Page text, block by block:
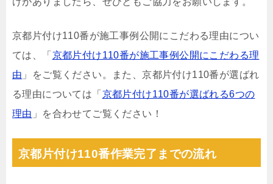
京都片付け110番が施工事例公開にこだわる理由につい
ては、「 京都片付け110番が施工事例公開にこだわる理
由 」をご覧ください。また、京都片付け110番が選ばれ
る理由については「 京都片付け110番が選ばれる6つの
理由 」を合わせてご覧ください！
京都片付け110番作業完了までの流れ